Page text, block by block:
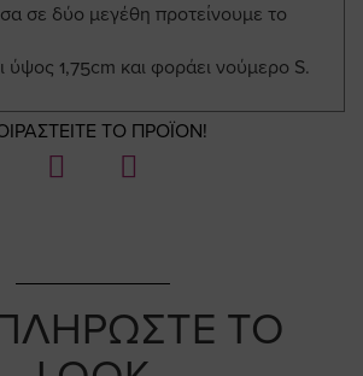
σε δύο μεγέθη προτείνουμε το
ύψος 1,75cm και φοράει νούμερο S.
ΤΟ ΠΡΟΪΟΝ!
ΤΟ